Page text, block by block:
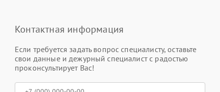
Контактная информация
Если требуется задать вопрос специалисту, оставьте
свои данные и дежурный специалист с радостью
проконсультирует Вас!